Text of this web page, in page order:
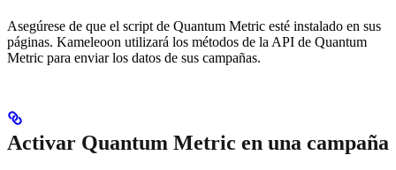
Asegúrese de que el script de Quantum Metric esté instalado en sus
páginas. Kameleoon utilizará los métodos de la API de Quantum
Metric para enviar los datos de sus campañas.
Activar Quantum Metric en una campaña